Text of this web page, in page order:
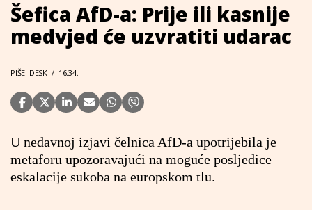
Šefica AfD-a: Prije ili kasnije
medvjed će uzvratiti udarac
PIŠE: DESK / 16.34.
U nedavnoj izjavi čelnica AfD-a upotrijebila je
metaforu upozoravajući na moguće posljedice
eskalacije sukoba na europskom tlu.